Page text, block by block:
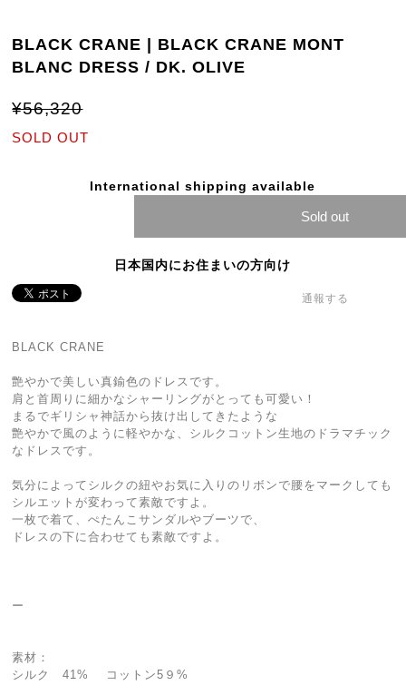
BLACK CRANE | BLACK CRANE MONT
BLANC DRESS / DK. OLIVE
¥56,320
SOLD OUT
International shipping available
Sold out
日本国内にお住まいの方向け
通報する
BLACK CRANE
艶やかで美しい真鍮色のドレスです。
肩と首周りに細かなシャーリングがとっても可愛い！
まるでギリシャ神話から抜け出してきたような
艶やかで風のように軽やかな、シルクコットン生地のドラマチック
なドレスです。
気分によってシルクの紐やお気に入りのリボンで腰をマークしても
シルエットが変わって素敵ですよ。
一枚で着て、ぺたんこサンダルやブーツで、
ドレスの下に合わせても素敵ですよ。
ー
素材：
シルク 41% コットン5９%